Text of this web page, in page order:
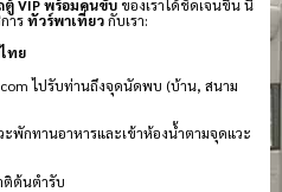
ตู้ VIP พร้อมคนขับ ของเราได้ชัดเจนขึ้น นี่
ารทัวร์พาเที่ยวกับเรา:
ทย
ไปรับท่านถึงจุดนัดพบ (บ้าน, สนาม
ะพักทานอาหารและเข้าห้องน้ำตามจุดแวะ
ติต้นตำรับ